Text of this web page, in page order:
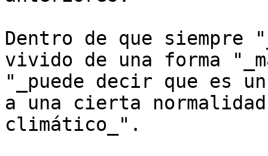
Dentro de que siempre
vivido de una forma
"_puede decir que es
a una cierta
climático_".